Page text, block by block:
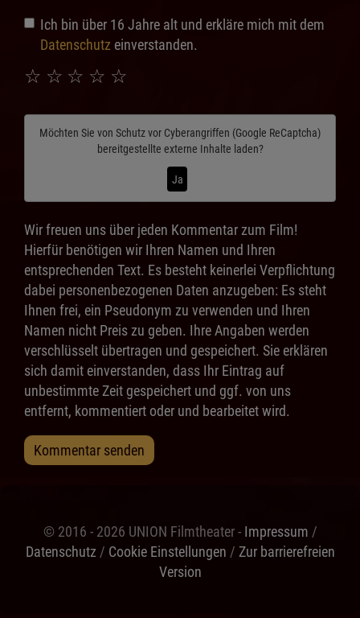
Ich bin über 16 Jahre alt und erkläre mich mit dem
Datenschutz einverstanden.
☆
☆
☆
☆
☆
Möchten Sie von Schutz vor Cyberangriffen (Google ReCaptcha)
bereitgestellte externe Inhalte laden?
Ja
Wir freuen uns über jeden Kommentar zum Film!
Hierfür benötigen wir Ihren Namen und Ihren
entsprechenden Text. Es besteht keinerlei Verpflichtung
dabei personenbezogenen Daten anzugeben: Es steht
Ihnen frei, ein Pseudonym zu verwenden und Ihren
Namen nicht Preis zu geben. Ihre Angaben werden
verschlüsselt übertragen und gespeichert. Sie erklären
sich damit einverstanden, dass Ihr Eintrag auf
unbestimmte Zeit gespeichert und ggf. von uns
entfernt, kommentiert oder und bearbeitet wird.
Kommentar senden
© 2016 - 2026 UNION Filmtheater - Impressum /
Datenschutz/ Cookie Einstellungen / Zur barrierefreien
Version